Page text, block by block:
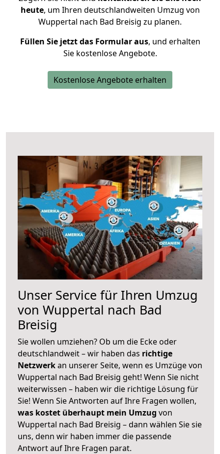
heute, um Ihren deutschlandweiten Umzug von
Wuppertal nach Bad Breisig zu planen.
Füllen Sie jetzt das Formular aus, und erhalten
Sie kostenlose Angebote.
Kostenlose Angebote erhalten
Unser Service für Ihren Umzug
von Wuppertal nach Bad
Breisig
Sie wollen umziehen? Ob um die Ecke oder
deutschlandweit – wir haben das richtige
Netzwerkan unserer Seite, wenn es Umzüge von
Wuppertal nach Bad Breisig geht! Wenn Sie nicht
weiterwissen – haben wir die richtige Lösung für
Sie! Wenn Sie Antworten auf Ihre Fragen wollen,
was kostet überhaupt mein Umzug von
Wuppertal nach Bad Breisig – dann wählen Sie sie
uns, denn wir haben immer die passende
Antwort auf Ihre Fragen parat.